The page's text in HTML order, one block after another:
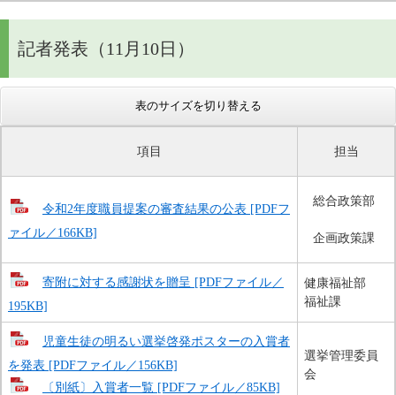
記者発表（11月10日）
表のサイズを切り替える
項目 担当
令和2年度職員提案の審査結果の公表 [PDFフ
ァイル／166KB]
総合政策部
企画政策課
寄附に対する感謝状を贈呈 [PDFファイル／
195KB]
健康福祉部
福祉課
児童生徒の明るい選挙啓発ポスターの入賞者
を発表 [PDFファイル／156KB]
〔別紙〕入賞者一覧 [PDFファイル／85KB]
選挙管理委員
会